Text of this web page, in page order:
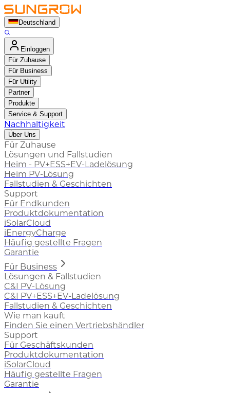
Deutschland
Einloggen
Für Zuhause
Für Business
Für Utility
Partner
Produkte
Service & Support
Nachhaltigkeit
Über Uns
Für Zuhause
Lösungen und Fallstudien
Heim - PV+ESS+EV-Ladelösung
Heim PV-Lösung
Fallstudien & Geschichten
Support
Für Endkunden
Produktdokumentation
iSolarCloud
iEnergyCharge
Häufig gestellte Fragen
Garantie
Für Business
Lösungen & Fallstudien
C&I PV-Lösung
C&I PV+ESS+EV-Ladelösung
Fallstudien & Geschichten
Wie man kauft
Finden Sie einen Vertriebshändler
Support
Für Geschäftskunden
Produktdokumentation
iSolarCloud
Häufig gestellte Fragen
Garantie